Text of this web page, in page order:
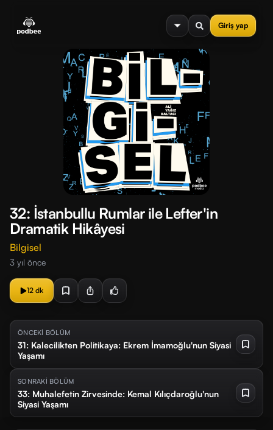
Giriş yap
menu
32: İstanbullu Rumlar ile Lefter'in
Dramatik Hikâyesi
Bilgisel
3 yıl önce
12 dk
ÖNCEKİ BÖLÜM
31: Kalecilikten Politikaya: Ekrem İmamoğlu'nun Siyasi
Yaşamı
SONRAKİ BÖLÜM
33: Muhalefetin Zirvesinde: Kemal Kılıçdaroğlu'nun
Siyasi Yaşamı